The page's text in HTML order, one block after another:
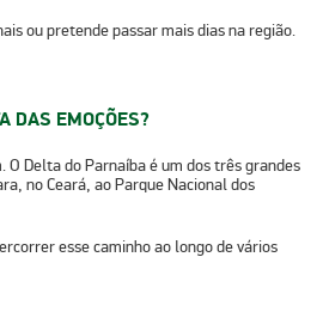
ou pretende passar mais dias na região.
DAS EMOÇÕES?
O Delta do Parnaíbaé um dos três grandes
, no Ceará, aoParque Nacional dos
esse caminho ao longo de vários